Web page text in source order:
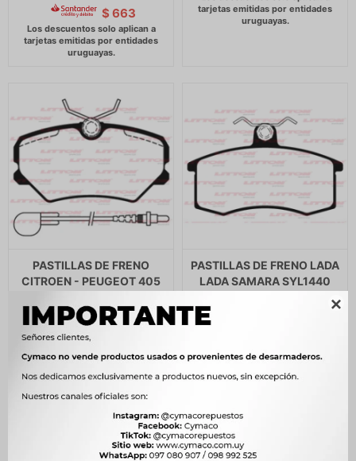

$ 663
PASTILLAS DE FRENO
CITROEN - PEUGEOT 405
SIST.GIRLING TRW 05P293
LITTON
PASTILLAS DE FRENO LADA
LADA SAMARA SYL1440